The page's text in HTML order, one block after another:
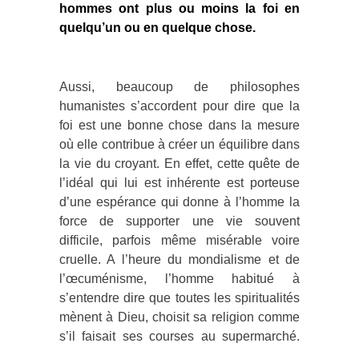
hommes ont plus ou moins la foi en
quelqu’un ou en quelque chose.
Aussi, beaucoup de philosophes
humanistes s’accordent pour dire que la
foi est une bonne chose dans la mesure
où elle contribue à créer un équilibre dans
la vie du croyant. En effet, cette quête de
l’idéal qui lui est inhérente est porteuse
d’une espérance qui donne à l’homme la
force de supporter une vie souvent
difficile, parfois même misérable voire
cruelle. A l’heure du mondialisme et de
l’œcuménisme, l’homme habitué à
s’entendre dire que toutes les spiritualités
mènent à Dieu, choisit sa religion comme
s’il faisait ses courses au supermarché.